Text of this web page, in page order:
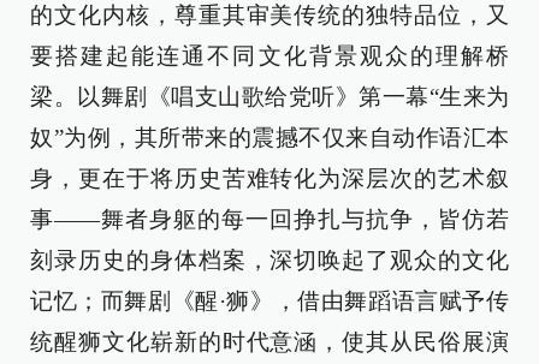
的文化内核，尊重其审美传统的独特品位，又
要搭建起能连通不同文化背景观众的理解桥
梁。以舞剧《唱支山歌给党听》第一幕“生来为
奴”为例，其所带来的震撼不仅来自动作语汇本
身，更在于将历史苦难转化为深层次的艺术叙
事——舞者身躯的每一回挣扎与抗争，皆仿若
刻录历史的身体档案，深切唤起了观众的文化
记忆；而舞剧《醒·狮》，借由舞蹈语言赋予传
统醒狮文化崭新的时代意涵，使其从民俗展演